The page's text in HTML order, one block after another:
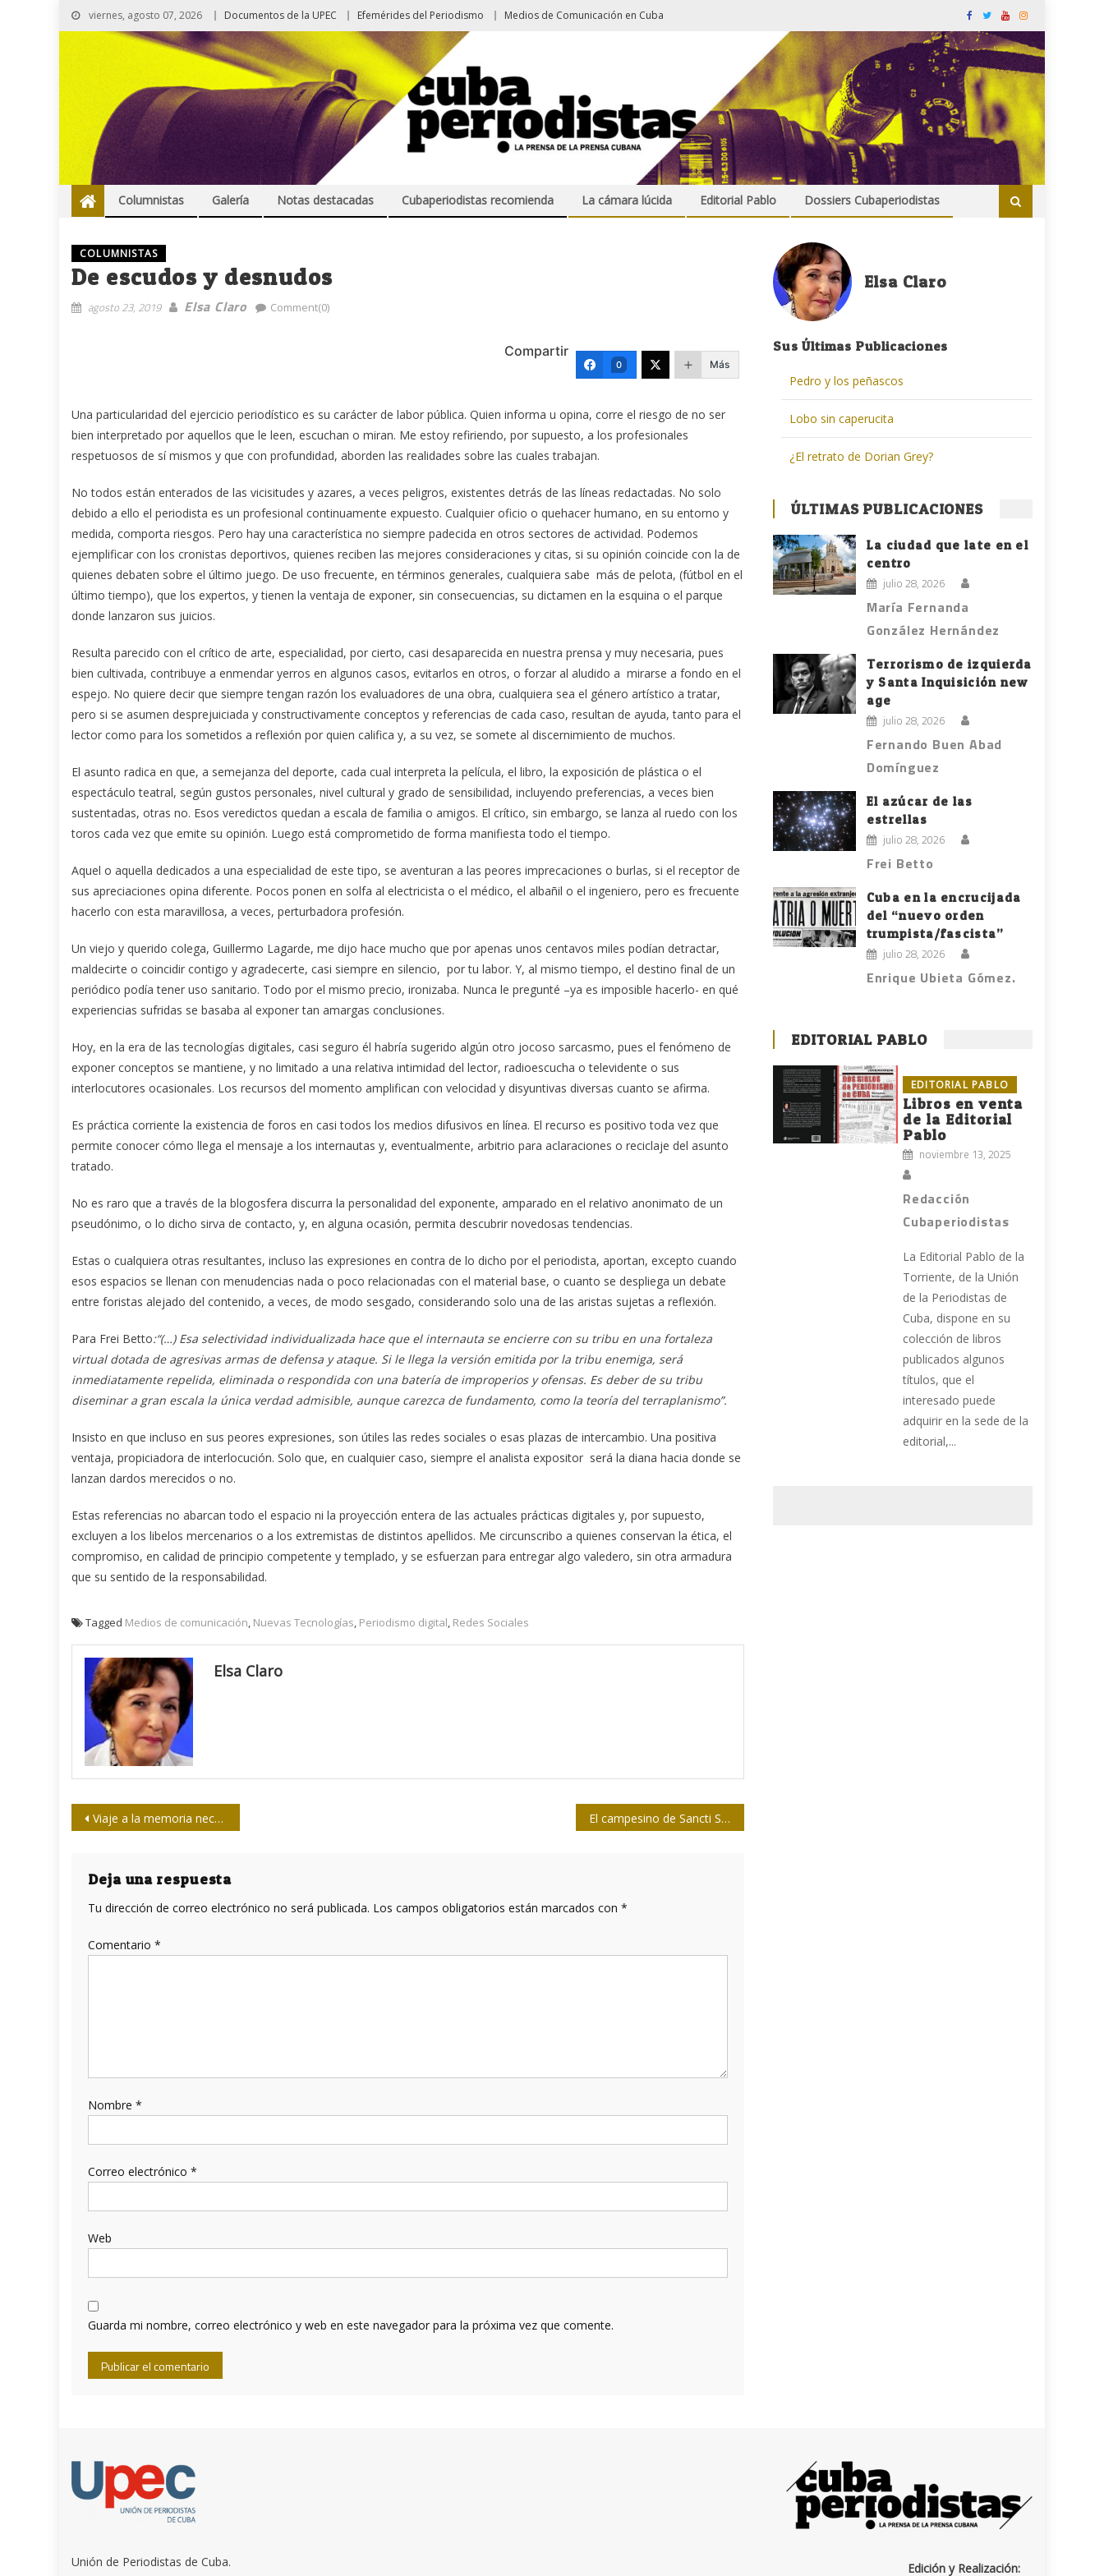
viernes, agosto 07, 2026 Documentos de la UPEC Efemérides del Periodismo Medios de Comunicación en Cuba
Columnistas Galería Notas destacadas Cubaperiodistas recomienda La cámara lúcida Editorial Pablo Dossiers Cubaperiodistas
COLUMNISTAS
De escudos y desnudos
agosto 23, 2019 Elsa Claro Comment(0)
Compartir
0 Más
Una particularidad del ejercicio periodístico es su carácter de labor pública. Quien informa u opina, corre el riesgo de no ser
bien interpretado por aquellos que le leen, escuchan o miran. Me estoy refiriendo, por supuesto, a los profesionales
respetuosos de sí mismos y que con profundidad, aborden las realidades sobre las cuales trabajan.
No todos están enterados de las vicisitudes y azares, a veces peligros, existentes detrás de las líneas redactadas. No solo
debido a ello el periodista es un profesional continuamente expuesto. Cualquier oficio o quehacer humano, en su entorno y
medida, comporta riesgos. Pero hay una característica no siempre padecida en otros sectores de actividad. Podemos
ejemplificar con los cronistas deportivos, quienes reciben las mejores consideraciones y citas, si su opinión coincide con la de
quienes debaten sobre el último juego. De uso frecuente, en términos generales, cualquiera sabe más de pelota, (fútbol en el
último tiempo), que los expertos, y tienen la ventaja de exponer, sin consecuencias, su dictamen en la esquina o el parque
donde lanzaron sus juicios.
Resulta parecido con el crítico de arte, especialidad, por cierto, casi desaparecida en nuestra prensa y muy necesaria, pues
bien cultivada, contribuye a enmendar yerros en algunos casos, evitarlos en otros, o forzar al aludido a mirarse a fondo en el
espejo. No quiere decir que siempre tengan razón los evaluadores de una obra, cualquiera sea el género artístico a tratar,
pero si se asumen desprejuiciada y constructivamente conceptos y referencias de cada caso, resultan de ayuda, tanto para el
lector como para los sometidos a reflexión por quien califica y, a su vez, se somete al discernimiento de muchos.
El asunto radica en que, a semejanza del deporte, cada cual interpreta la película, el libro, la exposición de plástica o el
espectáculo teatral, según gustos personales, nivel cultural y grado de sensibilidad, incluyendo preferencias, a veces bien
sustentadas, otras no. Esos veredictos quedan a escala de familia o amigos. El crítico, sin embargo, se lanza al ruedo con los
toros cada vez que emite su opinión. Luego está comprometido de forma manifiesta todo el tiempo.
Aquel o aquella dedicados a una especialidad de este tipo, se aventuran a las peores imprecaciones o burlas, si el receptor de
sus apreciaciones opina diferente. Pocos ponen en solfa al electricista o el médico, el albañil o el ingeniero, pero es frecuente
hacerlo con esta maravillosa, a veces, perturbadora profesión.
Un viejo y querido colega, Guillermo Lagarde, me dijo hace mucho que por apenas unos centavos miles podían detractar,
maldecirte o coincidir contigo y agradecerte, casi siempre en silencio, por tu labor. Y, al mismo tiempo, el destino final de un
periódico podía tener uso sanitario. Todo por el mismo precio, ironizaba. Nunca le pregunté –ya es imposible hacerlo- en qué
experiencias sufridas se basaba al exponer tan amargas conclusiones.
Hoy, en la era de las tecnologías digitales, casi seguro él habría sugerido algún otro jocoso sarcasmo, pues el fenómeno de
exponer conceptos se mantiene, y no limitado a una relativa intimidad del lector, radioescucha o televidente o sus
interlocutores ocasionales. Los recursos del momento amplifican con velocidad y disyuntivas diversas cuanto se afirma.
Es práctica corriente la existencia de foros en casi todos los medios difusivos en línea. El recurso es positivo toda vez que
permite conocer cómo llega el mensaje a los internautas y, eventualmente, arbitrio para aclaraciones o reciclaje del asunto
tratado.
No es raro que a través de la blogosfera discurra la personalidad del exponente, amparado en el relativo anonimato de un
pseudónimo, o lo dicho sirva de contacto, y, en alguna ocasión, permita descubrir novedosas tendencias.
Estas o cualquiera otras resultantes, incluso las expresiones en contra de lo dicho por el periodista, aportan, excepto cuando
esos espacios se llenan con menudencias nada o poco relacionadas con el material base, o cuanto se despliega un debate
entre foristas alejado del contenido, a veces, de modo sesgado, considerando solo una de las aristas sujetas a reflexión.
Para Frei Betto:“(…) Esa selectividad individualizada hace que el internauta se encierre con su tribu en una fortaleza
virtual dotada de agresivas armas de defensa y ataque. Si le llega la versión emitida por la tribu enemiga, será
inmediatamente repelida, eliminada o respondida con una batería de improperios y ofensas. Es deber de su tribu
diseminar a gran escala la única verdad admisible, aunque carezca de fundamento, como la teoría del terraplanismo”.
Insisto en que incluso en sus peores expresiones, son útiles las redes sociales o esas plazas de intercambio. Una positiva
ventaja, propiciadora de interlocución. Solo que, en cualquier caso, siempre el analista expositor será la diana hacia donde se
lanzan dardos merecidos o no.
Estas referencias no abarcan todo el espacio ni la proyección entera de las actuales prácticas digitales y, por supuesto,
excluyen a los libelos mercenarios o a los extremistas de distintos apellidos. Me circunscribo a quienes conservan la ética, el
compromiso, en calidad de principio competente y templado, y se esfuerzan para entregar algo valedero, sin otra armadura
que su sentido de la responsabilidad.
Tagged Medios de comunicación, Nuevas Tecnologías, Periodismo digital, Redes Sociales
Elsa Claro
Navegación
entradas
Viaje a la memoria necesaria El campesino de Sancti Spíritus que hace radio todos los días
Deja una respuesta
Tu dirección de correo electrónico no será publicada. Los campos obligatorios están marcados con *
Comentario *
Nombre *
Correo electrónico *
Web
Guarda mi nombre, correo electrónico y web en este navegador para la próxima vez que comente.
Elsa Claro
Sus Últimas Publicaciones
Pedro y los peñascos
Lobo sin caperucita
¿El retrato de Dorian Grey?
ÚLTIMAS PUBLICACIONES
La ciudad que late en el
centro
julio 28, 2026
María Fernanda
González Hernández
Terrorismo de izquierda
y Santa Inquisición new
age
julio 28, 2026
Fernando Buen Abad
Domínguez
El azúcar de las
estrellas
julio 28, 2026
Frei Betto
Cuba en la encrucijada
del “nuevo orden
trumpista/fascista”
julio 28, 2026
Enrique Ubieta Gómez.
EDITORIAL PABLO
EDITORIAL PABLO
Libros en venta
de la Editorial
Pablo
noviembre 13, 2025
Redacción
Cubaperiodistas
La Editorial Pablo de la
Torriente, de la Unión
de la Periodistas de
Cuba, dispone en su
colección de libros
publicados algunos
títulos, que el
interesado puede
adquirir en la sede de la
editorial,...
Unión de Periodistas de Cuba.
Edición y Realización: